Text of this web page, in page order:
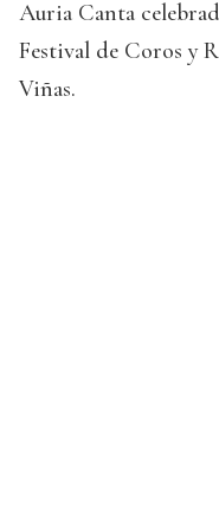
Auria Canta
Festival de Coros y
Viñas.